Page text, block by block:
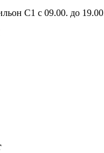
С1 с 09.00. до